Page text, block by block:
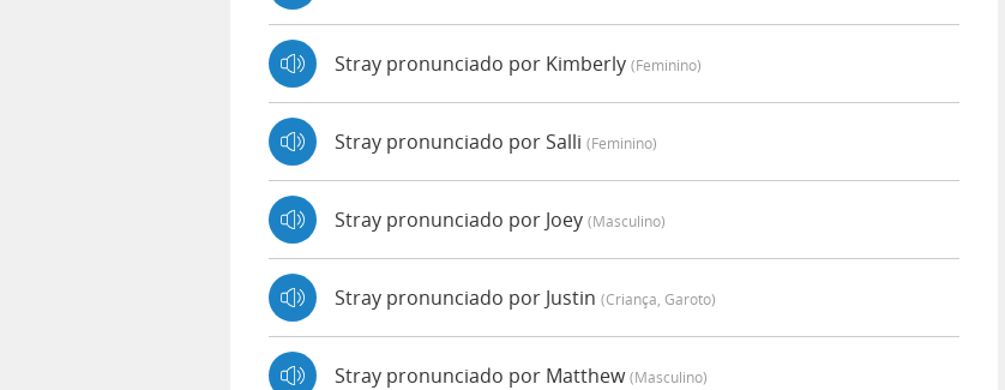
Stray pronunciado por Kimberly (feminino)
Stray pronunciado por Salli (feminino)
Stray pronunciado por Joey (masculino)
Stray pronunciado por Justin (criança, Garoto)
Stray pronunciado por Matthew(masculino)